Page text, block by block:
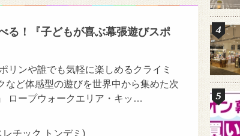
る！『⼦どもが喜ぶ幕張遊びスポ
リンや誰でも気軽に楽しめるクライミ
など体感型の遊びを世界中から集めた次
ロープウォークエリア・キッ…
チック トンデミ)